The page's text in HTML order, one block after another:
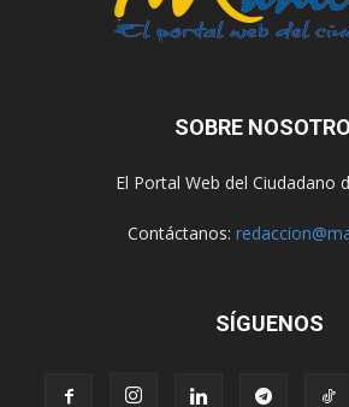
SOBRE
El Portal Web del Ciudadano
Contáctanos:
SÍGUENOS